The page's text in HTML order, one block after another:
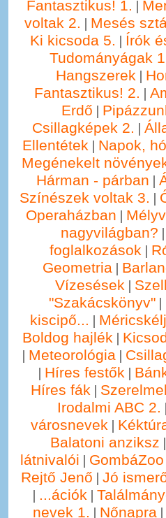
Fantasztikus! 1. |
voltak 2. | Mesés
Ki kicsoda 5. | Írók
Tudományágak
Hangszerek |
Fantasztikus! 2. |
Erdő |
Csillagképek 2. |
Ellentétek | Napok,
Megénekelt
Hárman - párban |
Színészek voltak 3. |
Operaházban |
nagyvilágban?
foglalkozások |
Geometria|
Vízesések |
"Szakácskönyv" |
kiscipő... |
Boldog hajlék |
| Meteorológia|
| Híres festők |
Híres fák |
Irodalmi ABC 2.
városnevek |
Balatoni anziksz
látnivalói |
Rejtő Jenő | Jó
| ...ációk |
nevek 1. | Nőnapra|